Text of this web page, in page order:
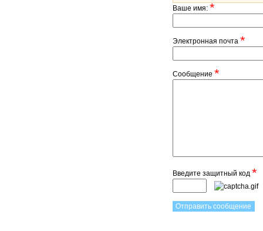
Ваше имя:*
Электронная почта *
Сообщение *
Введите защитный код *